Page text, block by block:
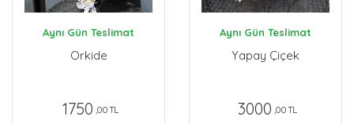
Aynı Gün Teslimat
Orkide
1750 ,00 TL
Aynı Gün Teslimat
Yapay Çiçek
3000 ,00 TL